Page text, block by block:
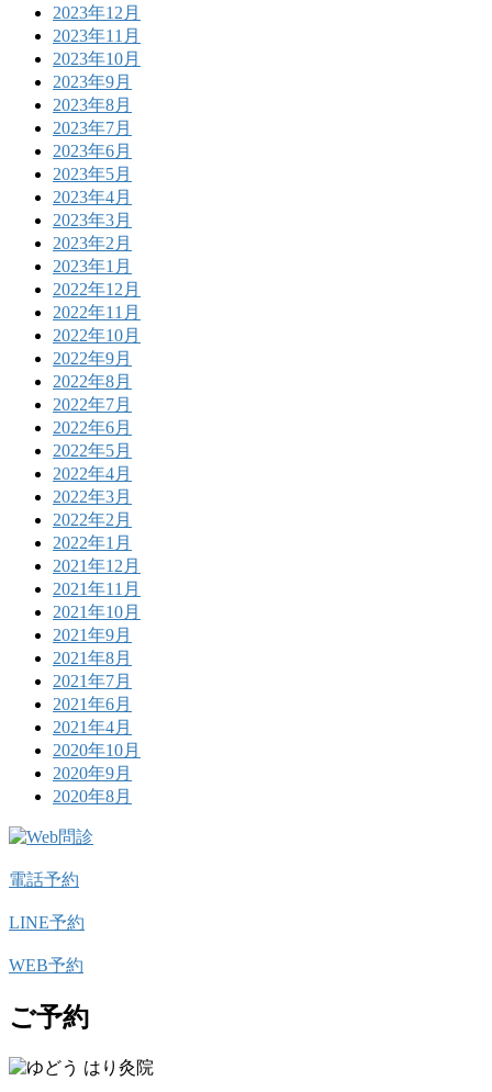
2023年12月
2023年11月
2023年10月
2023年9月
2023年8月
2023年7月
2023年6月
2023年5月
2023年4月
2023年3月
2023年2月
2023年1月
2022年12月
2022年11月
2022年10月
2022年9月
2022年8月
2022年7月
2022年6月
2022年5月
2022年4月
2022年3月
2022年2月
2022年1月
2021年12月
2021年11月
2021年10月
2021年9月
2021年8月
2021年7月
2021年6月
2021年4月
2020年10月
2020年9月
2020年8月
電話予約
LINE予約
WEB予約
ご予約